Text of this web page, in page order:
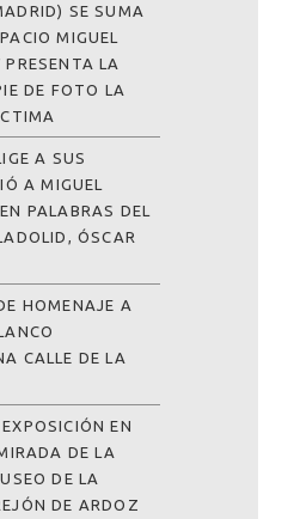
SE SUMA
MIGUEL
PRESENTA LA
DE FOTO LA
A SUS
A MIGUEL
PALABRAS DEL
ÓSCAR
HOMENAJE A
CALLE DE LA
EN
DE LA
DE LA
DE ARDOZ